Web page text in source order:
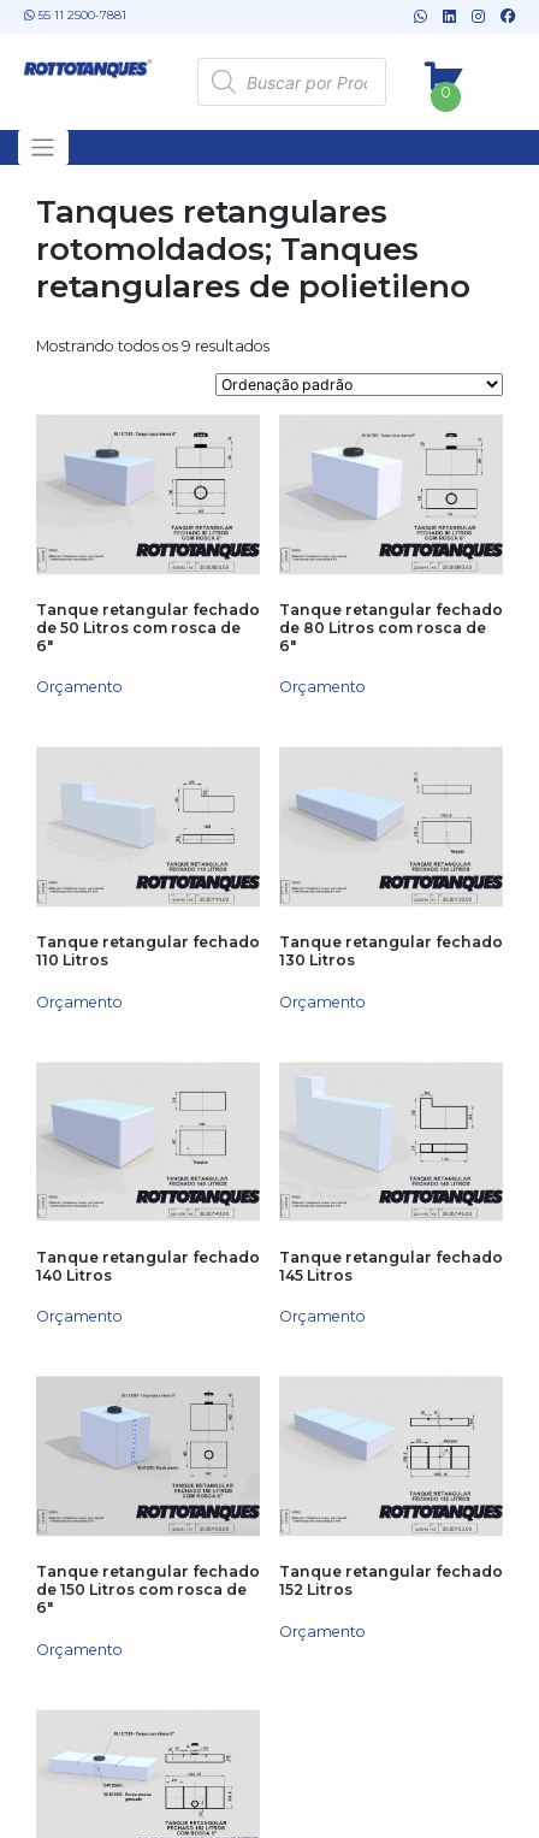
Skip 55 11 2500-7881
Pesquisar
produtos
0
Tanques retangulares
rotomoldados; Tanques
retangulares de polietileno
Mostrando todos os 9 resultados
Tanque retangular fechado
de 50 Litros com rosca de
6″
Orçamento
Tanque retangular fechado
de 80 Litros com rosca de
6″
Orçamento
Tanque retangular fechado
110 Litros
Orçamento
Tanque retangular fechado
130 Litros
Orçamento
Tanque retangular fechado
140 Litros
Orçamento
Tanque retangular fechado
145 Litros
Orçamento
Tanque retangular fechado
de 150 Litros com rosca de
6″
Orçamento
Tanque retangular fechado
152 Litros
Orçamento